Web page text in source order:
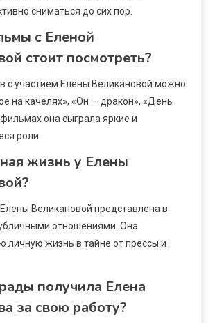
сниматься до сих пор.
с Еленой
стоит посмотреть?
с участием Елены Великановой можно
на качелях», «Он — дракон», «День
она сыграла яркие и
роли.
жизнь у Елены
Великановой представлена в
отношениями. Она
личную жизнь в тайне от прессы и
получила Елена
за свою работу?